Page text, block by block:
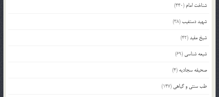
شناخت امام (440)
شهید دستغیب(38)
شیخ مفید(42)
شیعه شناسی (69)
صحیفه سجادیه (4)
طب سنتی و گیاهی (147)